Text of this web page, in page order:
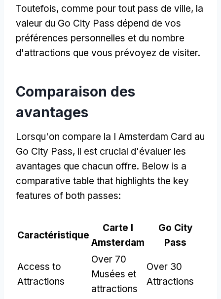
Toutefois, comme pour tout pass de ville, la
valeur du Go City Pass dépend de vos
préférences personnelles et du nombre
d'attractions que vous prévoyez de visiter.
Comparaison des
avantages
Lorsqu'on compare la I Amsterdam Card au
Go City Pass, il est crucial d'évaluer les
avantages que chacun offre. Below is a
comparative table that highlights the key
features of both passes:
Caractéristique
Carte I
Amsterdam
Go City
Pass
Access to
Attractions
Over 70
Musées et
attractions
Over 30
Attractions